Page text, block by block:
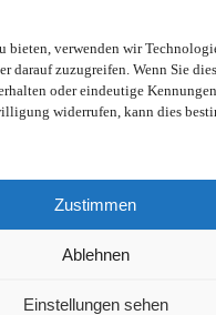
bieten, verwenden wir
darauf zuzugreifen. Wenn Sie
oder eindeutige
widerrufen, kann dies
Zustimmen
Ablehnen
Einstellungen sehen